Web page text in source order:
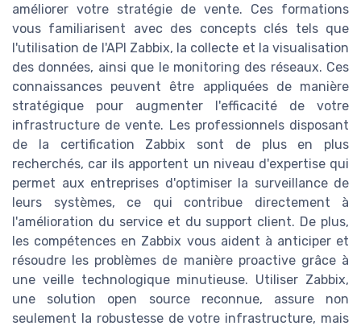
améliorer votre stratégie de vente. Ces formations
vous familiarisent avec des concepts clés tels que
l'utilisation de l'API Zabbix, la collecte et la visualisation
des données, ainsi que le monitoring des réseaux. Ces
connaissances peuvent être appliquées de manière
stratégique pour augmenter l'efficacité de votre
infrastructure de vente. Les professionnels disposant
de la certification Zabbix sont de plus en plus
recherchés, car ils apportent un niveau d'expertise qui
permet aux entreprises d'optimiser la surveillance de
leurs systèmes, ce qui contribue directement à
l'amélioration du service et du support client. De plus,
les compétences en Zabbix vous aident à anticiper et
résoudre les problèmes de manière proactive grâce à
une veille technologique minutieuse. Utiliser Zabbix,
une solution open source reconnue, assure non
seulement la robustesse de votre infrastructure, mais